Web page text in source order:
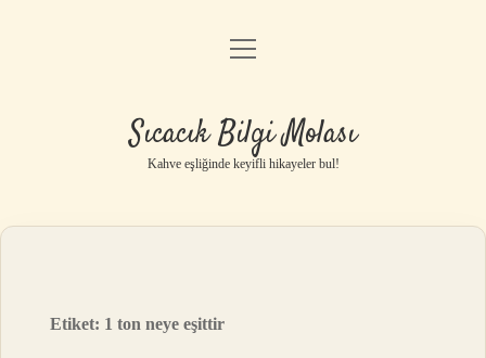
Anasayfa
Yasal Uyarı
menüyü
Sıcacık Bilgi Molası
Kahve eşliğinde keyifli hikayeler bul!
Etiket: 1 ton neye eşittir